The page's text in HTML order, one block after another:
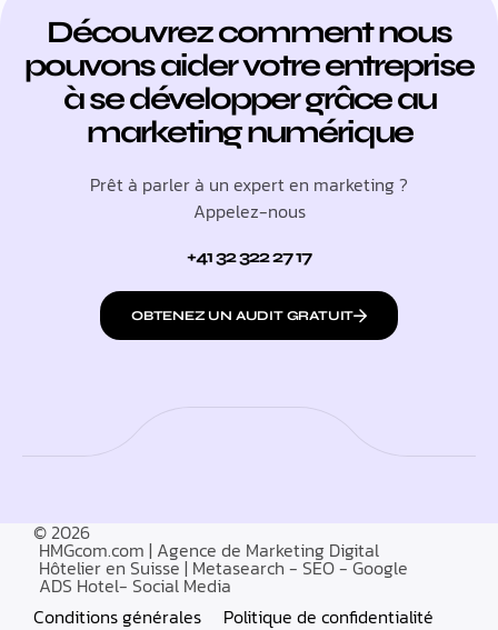
Découvrez comment nous
pouvons aider votre entreprise
à se développer grâce au
marketing numérique
Prêt à parler à un expert en marketing ?
Appelez-nous
+41 32 322 27 17
OBTENEZ UN AUDIT GRATUIT
© 2026
HMGcom.com | Agence de Marketing Digital
Hôtelier en Suisse | Metasearch - SEO - Google
ADS Hotel- Social Media
Conditions générales
Politique de confidentialité